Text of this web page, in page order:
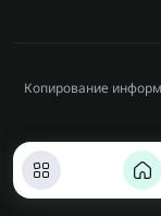
Копирование